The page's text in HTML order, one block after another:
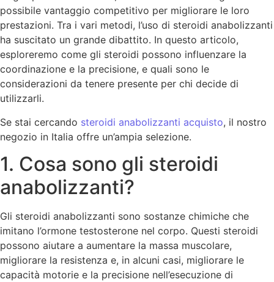
possibile vantaggio competitivo per migliorare le loro
prestazioni. Tra i vari metodi, l’uso di steroidi anabolizzanti
ha suscitato un grande dibattito. In questo articolo,
esploreremo come gli steroidi possono influenzare la
coordinazione e la precisione, e quali sono le
considerazioni da tenere presente per chi decide di
utilizzarli.
Se stai cercando steroidi anabolizzanti acquisto, il nostro
negozio in Italia offre un’ampia selezione.
1. Cosa sono gli steroidi
anabolizzanti?
Gli steroidi anabolizzanti sono sostanze chimiche che
imitano l’ormone testosterone nel corpo. Questi steroidi
possono aiutare a aumentare la massa muscolare,
migliorare la resistenza e, in alcuni casi, migliorare le
capacità motorie e la precisione nell’esecuzione di